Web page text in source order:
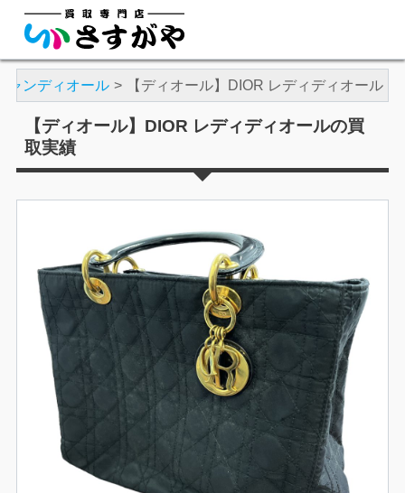
ャンディオール 【ディオール】DIOR レディディオール
【ディオール】DIOR レディディオールの買
取実績